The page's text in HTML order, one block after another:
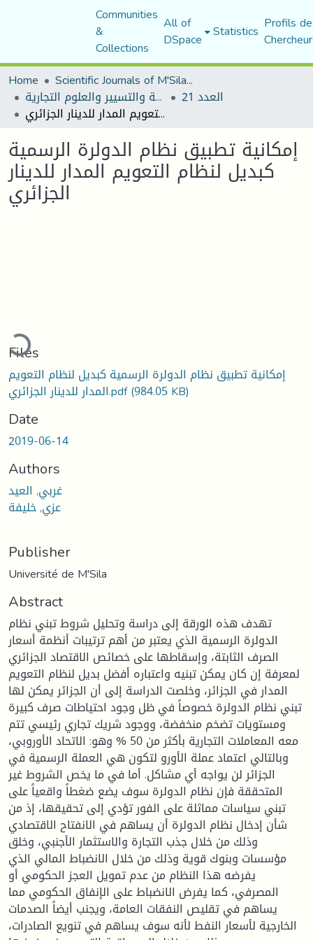
Communities
&
Collections
All of
DSpace Statistics Profils
Home
Scientific Journals of M'Sila University
مجلة العلوم الاقتصادية والتسيير والعلوم التجارية العدد 21
إمكانية تطبيق نظام الدولرة الرسمية كبديل لنظام التعويم المدار للدينار الجزائري
إمكانية تطبيق نظام الدولرة الرسمية
كبديل لنظام التعويم المدار للدينار
الجزائري
Files
إمكانية تطبيق نظام الدولرة الرسمية كبديل لنظام التعويم
المدار للدينار الجزائري.pdf(984.05 KB)
Date
2019-06-14
Authors
غربي, العيد
عزي, خليفة
Publisher
Université de M'Sila
Abstract
تهدف هذه الورقة إلى دراسة وتحليل شروط تبني نظام
الدولرة الرسمية الذي يعتبر من أهم ترتيبات أنظمة أسعار
الصرف الثابتة، وإسقاطها على خصائص الاقتصاد الجزائري
لمعرفة إن كان يمكن تبنيه واعتباره أفضل بديل لنظام التعويم
المدار في الجزائر، وخلصت الدراسة إلى أن الجزائر يمكن لها
تبني نظام الدولرة خصوصاً في ظل وجود احتياطات صرف كبيرة
ومستويات تضخم منخفضة، ووجود شريك تجاري رئيسي تتم
معه المعاملات التجارية بأكثر من 50 % وهو: الاتحاد الأوروبي،
وبالتالي اعتماد عملة الأورو لتكون هي العملة الرسمية في
الجزائر لن يواجه أي مشاكل. أما في ما يخص الشروط غير
المتحققة فإن نظام الدولرة سوف يضع ضغطاً واقعياً على
تبني سياسات مماثلة على الفور تؤدي إلى تحقيقها، إذ من
شأن إدخال نظام الدولرة أن يساهم في الانفتاح الاقتصادي
وذلك من خلال جذب التجارة والاستثمار الأجنبي، وخلق
مؤسسات وبنوك قوية وذلك من خلال الانضباط المالي الذي
يفرضه هذا النظام من عدم تمويل العجز الحكومي أو
المصرفي، كما يفرض الانضباط على الإنفاق الحكومي مما
يساهم في تقليص النفقات العامة، ويجنب أيضاً الصدمات
الخارجية لأسعار النفط لأنه سوف يساهم في تنويع الصادرات،